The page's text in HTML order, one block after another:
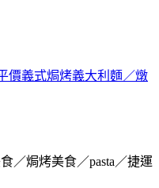
價義式焗烤義大利麵／燉
／焗烤美食／pasta／捷運